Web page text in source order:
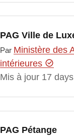
PAG Ville de
Par Ministère des
intérieures
Mis à jour 17
PAG Pétange